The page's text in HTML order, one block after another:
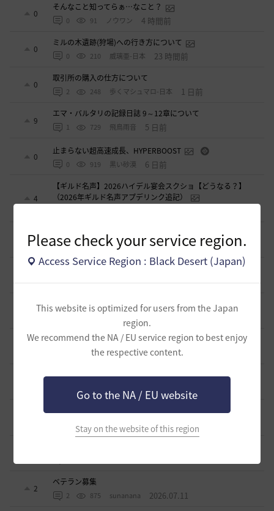
Please check your service region.
Access Service Region : Black Desert (Japan)
This website is optimized for users from the Japan
region.
We recommend the NA / EU service region to best enjoy
the respective content.
Go to the NA / EU website
Stay on the website of this region
0
そんなこと知ってらぁ…なこと？
0 91 ノウワン 4 時間前
0
ミルの木遺跡(狩場)への行き方について
0 210 威璃亜-日本 23 時間前
0
取引所の購入の仕方について
2 248 歩くマシュマロ-日本 1 日前
9
エマ・バルタリの記録日誌 9～12章について
1 729 飛鳥雨音 5 日前
0
止まらない超高速成長、HYPERBOOST
0 919 黒い砂漠 6 日前
4
【ギルド名声】2026ハイデル宴会スクショ【どうなる？】
（2026年ギルド名声アプデリンク追記）
1
「怪しい袋」
0 973 ノウワン 2026.07.24
波に乗って流れ着いた宝の地図の場所
2 891 倉庫の 2026.07.24
週間イベントについて
2026.07.24
ベテラン＆ルーキー クーポン配布
739 飛鳥雨音 2026.07.24
ドーサやソーサレスの無敵踊りについて
無敵で踊り狂う女 2026.07.23
立ち聞きについて
マサ 2026.07.23
2
ベテラン募集
2 875 sunanana 2026.07.11